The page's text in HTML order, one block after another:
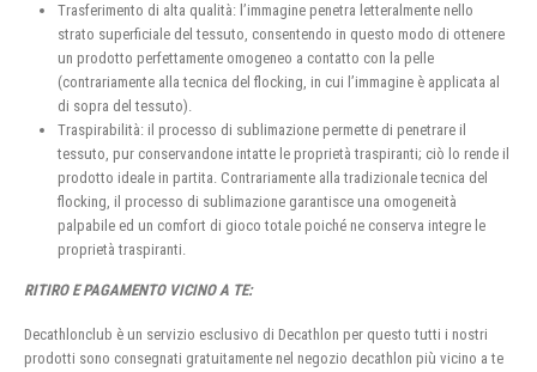
Trasferimento di alta qualità: l’immagine penetra letteralmente nello
strato superficiale del tessuto, consentendo in questo modo di ottenere
un prodotto perfettamente omogeneo a contatto con la pelle
(contrariamente alla tecnica del flocking, in cui l’immagine è applicata al
di sopra del tessuto).
Traspirabilità: il processo di sublimazione permette di penetrare il
tessuto, pur conservandone intatte le proprietà traspiranti; ciò lo rende il
prodotto ideale in partita. Contrariamente alla tradizionale tecnica del
flocking, il processo di sublimazione garantisce una omogeneità
palpabile ed un comfort di gioco totale poiché ne conserva integre le
proprietà traspiranti.
RITIRO E PAGAMENTO VICINO A TE:
Decathlonclub è un servizio esclusivo di Decathlon per questo tutti i nostri
prodotti sono consegnati gratuitamente nel negozio decathlon più vicino a te